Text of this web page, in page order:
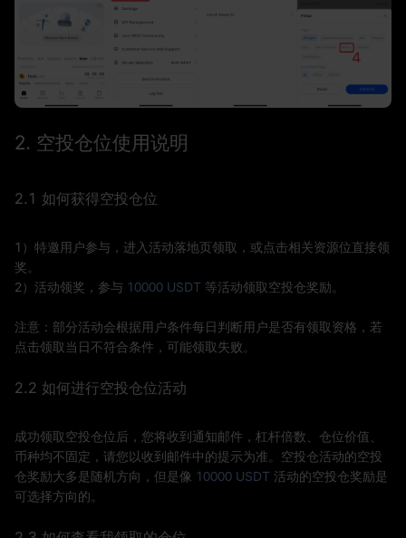
2. 空投仓位使用说明
2.1 如何获得空投仓位
1）特邀用户参与，进入活动落地页领取，或点击相关资源位直接领
奖。
2）活动领奖，参与 10000 USDT 等活动领取空投仓奖励。
注意：部分活动会根据用户条件每日判断用户是否有领取资格，若
点击领取当日不符合条件，可能领取失败。
2.2 如何进行空投仓位活动
成功领取空投仓位后，您将收到通知邮件，杠杆倍数、仓位价值、
币种均不固定，请您以收到邮件中的提示为准。空投仓活动的空投
仓奖励大多是随机方向，但是像 10000 USDT 活动的空投仓奖励是
可选择方向的。